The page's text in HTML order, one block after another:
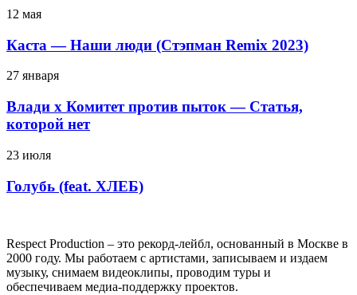
12 мая
Каста — Наши люди (Стэпман Remix 2023)
27 января
Влади х Комитет против пыток — Статья,
которой нет
23 июля
Голубь (feat. ХЛЕБ)
Respect Production – это рекорд-лейбл, основанный в Москве в
2000 году. Мы работаем с артистами, записываем и издаем
музыку, снимаем видеоклипы, проводим туры и
обеспечиваем медиа-поддержку проектов.